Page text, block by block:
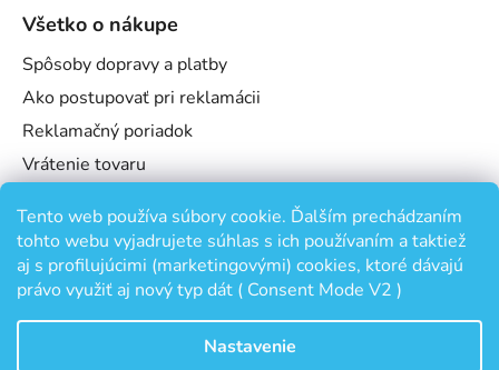
Tento web používa súbory cookie. Ďalším prechádzaním
tohto webu vyjadrujete súhlas s ich používaním a taktiež
aj s profilujúcimi (marketingovými) cookies, ktoré dávajú
právo využiť aj nový typ dát ( Consent Mode V2 )
Nastavenie
Všetko o nákupe
Spôsoby dopravy a platby
Ako postupovať pri reklamácii
Reklamačný poriadok
Vrátenie tovaru
Podmienky ochrany osobných údajov
Odstúpenie od zmluvy